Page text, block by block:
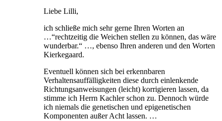
Liebe Lilli,
ich schließe mich sehr gerne Ihren Worten an
…“rechtzeitig die Weichen stellen zu können, das wäre
wunderbar.“ …, ebenso Ihren anderen und den Worten
Kierkegaard.
Eventuell können sich bei erkennbaren
Verhaltensauffälligkeiten diese durch einlenkende
Richtungsanweisungen (leicht) korrigieren lassen, da
stimme ich Herrn Kachler schon zu. Dennoch würde
ich niemals die genetischen und epigenetischen
Komponenten außer Acht lassen. …